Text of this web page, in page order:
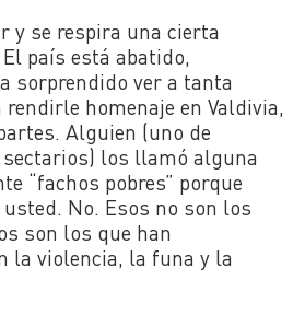
y se respira una cierta
país está abatido,
sorprendido ver a tanta
homenaje en Valdivia,
Alguien (uno de
los llamó alguna
“fachos pobres” porque
No. Esos no son los
son los que han
la violencia, la funa y la